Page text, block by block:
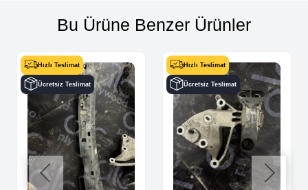
Bu Ürüne Benzer Ürünler
Hızlı Teslimat
Ücretsiz Teslimat
Hızlı Teslimat
Ücretsiz Teslimat